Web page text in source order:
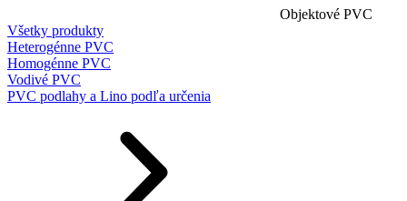
Objektové PVC
Všetky produkty
Heterogénne PVC
Homogénne PVC
Vodivé PVC
PVC podlahy a Lino podľa určenia